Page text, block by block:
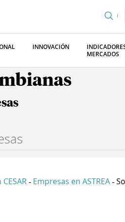
INNOVACIÓN
MERCADOS
- Empresas en ASTREA -